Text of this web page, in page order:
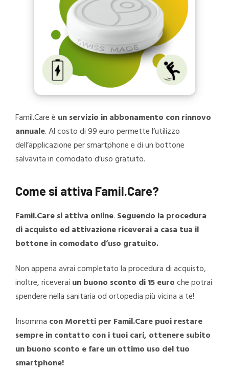
Famil.Care è un servizio in abbonamento con rinnovo
annuale. Al costo di 99 euro permette l’utilizzo
dell’applicazione per smartphone e di un bottone
salvavita in comodato d’uso gratuito.
Come si attiva Famil.Care?
Famil.Care si attiva online. Seguendo la procedura
di acquisto ed attivazione riceverai a casa tua il
bottone in comodato d’uso gratuito.
Non appena avrai completato la procedura di acquisto,
inoltre, riceverai un buono sconto di 15 euroche potrai
spendere nella sanitaria od ortopedia più vicina a te!
Insomma con Moretti per Famil.Care puoi restare
sempre in contatto con i tuoi cari, ottenere subito
un buono sconto e fare un ottimo uso del tuo
smartphone!